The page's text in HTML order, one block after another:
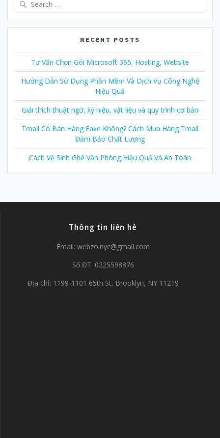
RECENT POSTS
Tư Vấn Chọn Gói Microsoft 365, Hosting, Website
Hướng Dẫn Sử Dụng Phần Mềm Và Dịch Vụ Công Nghệ
Hiệu Quả
Giải thích thuật ngữ, ký hiệu, vật liệu và quy trình cơ bản
Tmall Có Bán Hàng Fake Không? Cách Mua Hàng Tmall
Đảm Bảo Chất Lượng
Cách Vệ Sinh Ghế Văn Phòng Hiệu Quả Và An Toàn
Thông tin liên hê
Email: webzo.nyc@gmail.com
Số ĐT: 0225598876
Địa chỉ: 1199-1101 65th St, Brooklyn, NY 11219